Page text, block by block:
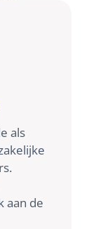
als
aan de